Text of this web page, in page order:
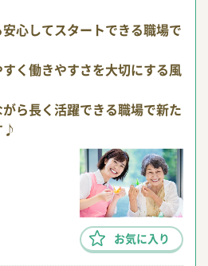
心してスタートできる職場で
く働きやすさを大切にする風
ら長く活躍できる職場で新た
♪
お気に入り